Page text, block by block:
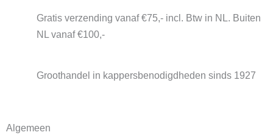
Gratis verzending vanaf €75,- incl. Btw in NL. Buiten
NL vanaf €100,-
Groothandel in kappersbenodigdheden sinds 1927
Algemeen